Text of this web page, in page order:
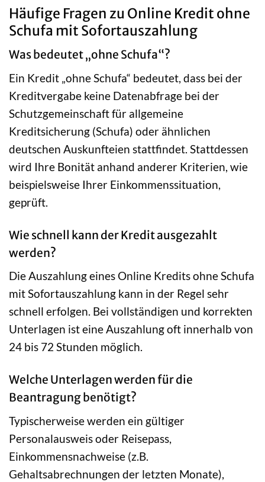
Häufige Fragen zu Online Kredit ohne
Schufa mit Sofortauszahlung
Was bedeutet „ohne Schufa“?
Ein Kredit „ohne Schufa“ bedeutet, dass bei der
Kreditvergabe keine Datenabfrage bei der
Schutzgemeinschaft für allgemeine
Kreditsicherung (Schufa) oder ähnlichen
deutschen Auskunfteien stattfindet. Stattdessen
wird Ihre Bonität anhand anderer Kriterien, wie
beispielsweise Ihrer Einkommenssituation,
geprüft.
Wie schnell kann der Kredit ausgezahlt
werden?
Die Auszahlung eines Online Kredits ohne Schufa
mit Sofortauszahlung kann in der Regel sehr
schnell erfolgen. Bei vollständigen und korrekten
Unterlagen ist eine Auszahlung oft innerhalb von
24 bis 72 Stunden möglich.
Welche Unterlagen werden für die
Beantragung benötigt?
Typischerweise werden ein gültiger
Personalausweis oder Reisepass,
Einkommensnachweise (z.B.
Gehaltsabrechnungen der letzten Monate),